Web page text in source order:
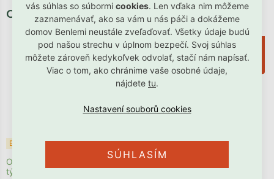
vás súhlas so súbormi cookies. Len vďaka nim môžeme
zaznamenávať, ako sa vám u nás páči a dokážeme
domov Benlemi neustále zveľaďovať. Všetky údaje budú
pod našou strechu v úplnom bezpečí. Svoj súhlas
môžete zároveň kedykoľvek odvolať, stačí nám napísať.
Viac o tom, ako chránime vaše osobné údaje,
nájdete tu.
SÚHLASÍM
oceníte:
Bestseller ✩
Odosielame počas 1 - 3
týždňov
–10 %
Akcia Bestseller ✩
Skladom